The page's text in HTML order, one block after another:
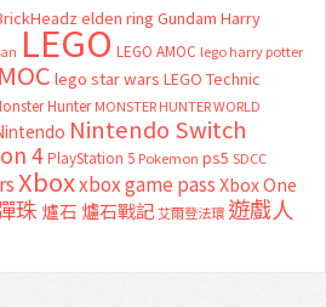
elden ring Gundam Harry
LEGO LEGO AMOC lego harry potter
lego star wars LEGO Technic
Hunter MONSTER HUNTER WORLD
Nintendo Switch
4 PlayStation 5 Pokemon ps5 SDCC
Xboxxbox game passXbox One
珠 爐石 爐石戰記艾爾登法環 遊戲人